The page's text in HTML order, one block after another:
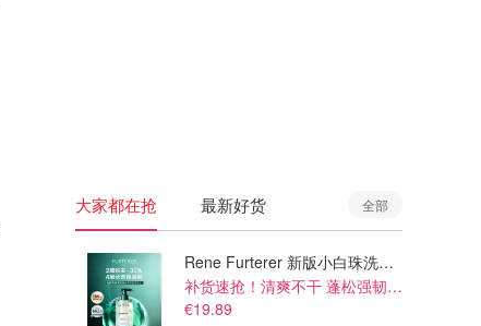
大家都在抢 最新好货 全部
Rene Furterer 新版小白珠洗发水 500ml
补货速抢！清爽不干 蓬松强韧秀发
€19.89